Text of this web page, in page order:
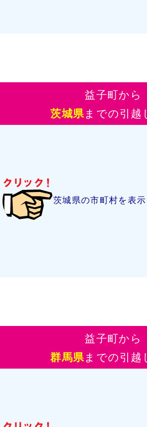
益子町から
茨城県までの引越
茨城県の市町村を表示
益子町から
群馬県までの引越